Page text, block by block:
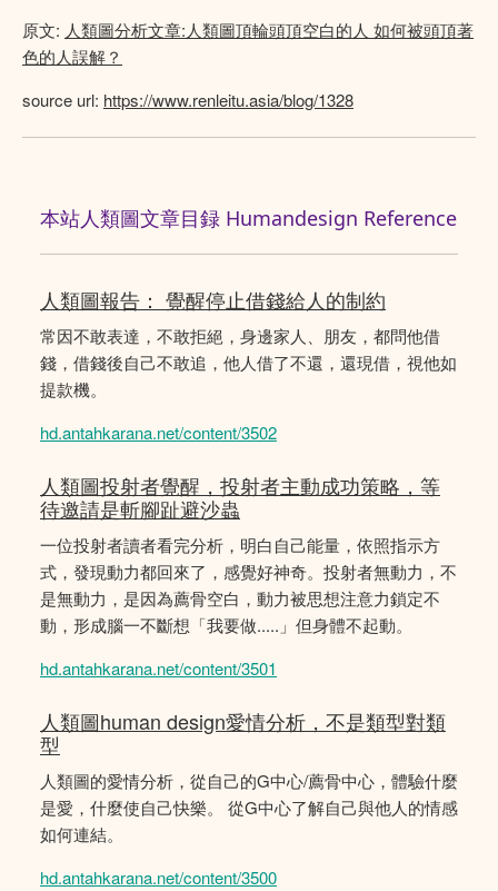
原文: 人類圖分析文章:人類圖頂輪頭頂空白的人 如何被頭頂著
色的人誤解？
source url: https://www.renleitu.asia/blog/1328
本站人類圖文章目録 Humandesign Reference
人類圖報告： 覺醒停止借錢給人的制約
常因不敢表達，不敢拒絕，身邊家人、朋友，都問他借
錢，借錢後自己不敢追，他人借了不還，還現借，視他如
提款機。
hd.antahkarana.net/content/3502
人類圖投射者覺醒，投射者主動成功策略，等
待邀請是斬腳趾避沙蟲
一位投射者讀者看完分析，明白自己能量，依照指示方
式，發現動力都回來了，感覺好神奇。投射者無動力，不
是無動力，是因為薦骨空白，動力被思想注意力鎖定不
動，形成腦一不斷想「我要做.....」但身體不起動。
hd.antahkarana.net/content/3501
人類圖human design愛情分析，不是類型對類
型
人類圖的愛情分析，從自己的G中心/薦骨中心，體驗什麼
是愛，什麼使自己快樂。 從G中心了解自己與他人的情感
如何連結。
hd.antahkarana.net/content/3500